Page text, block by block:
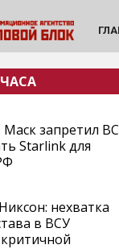
Маск запретил
Starlink для
нехватка
в ВСУ